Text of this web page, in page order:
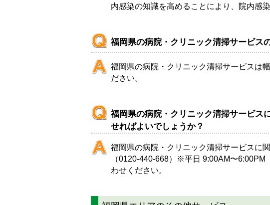
内感染の知識を高めることにより、院内感
福岡県の病院・クリニック清掃サービス
福岡県の病院・クリニック清掃サービスは
ださい。
福岡県の病院・クリニック清掃サービス
せればよいでしょうか？
福岡県の病院・クリニック清掃サービスに
（0120-440-668）※平日 9:00AM〜6:00PM
わせください。